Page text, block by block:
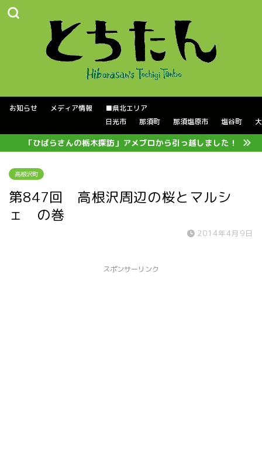
お知らせ メディア情報
■県北エリア
日光市
那須町 那須塩原市 塩谷町
「ひばらさんの栃木探訪」アメブロから引っ越しました！
高根沢町
第847回 高根沢周辺の桜とマルシ
ェ の巻
2014年4月9日
スポンサーリンク